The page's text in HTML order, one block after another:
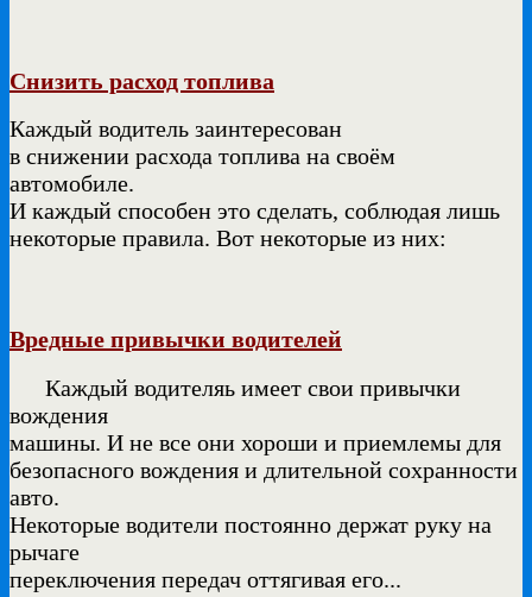
Снизить расход топлива
Каждый водитель заинтересован
в снижении расхода топлива на своём
автомобиле.
И каждый способен это сделать, соблюдая лишь
некоторые правила. Вот некоторые из них:
Вредные привычки водителей
Каждый водителяь имеет свои привычки
вождения
машины. И не все они хороши и приемлемы для
безопасного вождения и длительной сохранности
авто.
Некоторые водители постоянно держат руку на
рычаге
переключения передач оттягивая его...